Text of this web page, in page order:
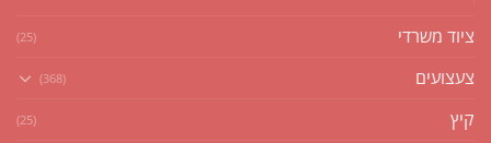
ציוד משרדי (25)
צעצועים (368)
קיץ (25)